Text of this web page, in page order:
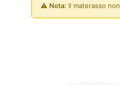
⚠️ Nota: Il materasso